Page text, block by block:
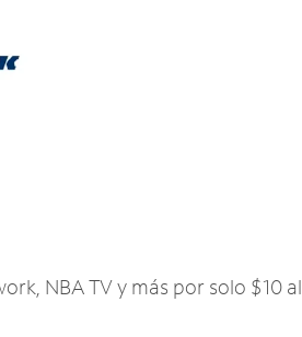
NBA TV y más por solo $10 al